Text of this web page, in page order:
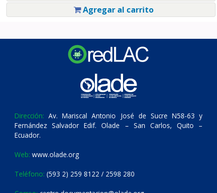
Agregar al carrito
Dirección: Av. Mariscal Antonio José de Sucre N58-63 y
Fernández Salvador Edif. Olade – San Carlos, Quito –
Ecuador.
Web: www.olade.org
Teléfono: (593 2) 259 8122 / 2598 280